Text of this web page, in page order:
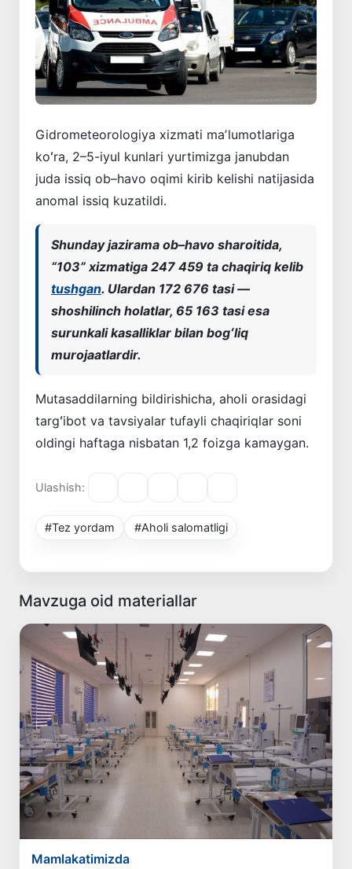
Gidrometeorologiya xizmati maʼlumotlariga
koʻra, 2–5-iyul kunlari yurtimizga janubdan
juda issiq ob–havo oqimi kirib kelishi natijasida
anomal issiq kuzatildi.
Shunday jazirama ob–havo sharoitida,
“103” xizmatiga 247 459 ta chaqiriq kelib
tushgan. Ulardan 172 676 tasi —
shoshilinch holatlar, 65 163 tasi esa
surunkali kasalliklar bilan bogʻliq
murojaatlardir.
Mutasaddilarning bildirishicha, aholi orasidagi
targʻibot va tavsiyalar tufayli chaqiriqlar soni
oldingi haftaga nisbatan 1,2 foizga kamaygan.
Ulashish:
#Tez yordam #Aholi salomatligi
Mavzuga oid materiallar
Mamlakatimizda